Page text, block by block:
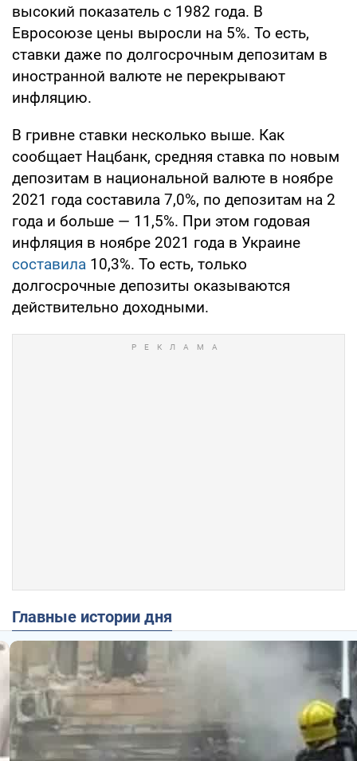
высокий показатель с 1982 года. В
Евросоюзе цены выросли на 5%. То есть,
ставки даже по долгосрочным депозитам в
иностранной валюте не перекрывают
инфляцию.
В гривне ставки несколько выше. Как
сообщает Нацбанк, средняя ставка по новым
депозитам в национальной валюте в ноябре
2021 года составила 7,0%, по депозитам на 2
года и больше — 11,5%. При этом годовая
инфляция в ноябре 2021 года в Украине
составила 10,3%. То есть, только
долгосрочные депозиты оказываются
действительно доходными.
Главные истории дня